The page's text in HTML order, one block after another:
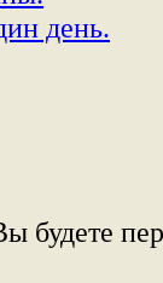
день.
будете